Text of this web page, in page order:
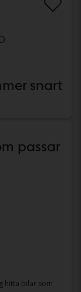
snart
passar
hitta bilar som